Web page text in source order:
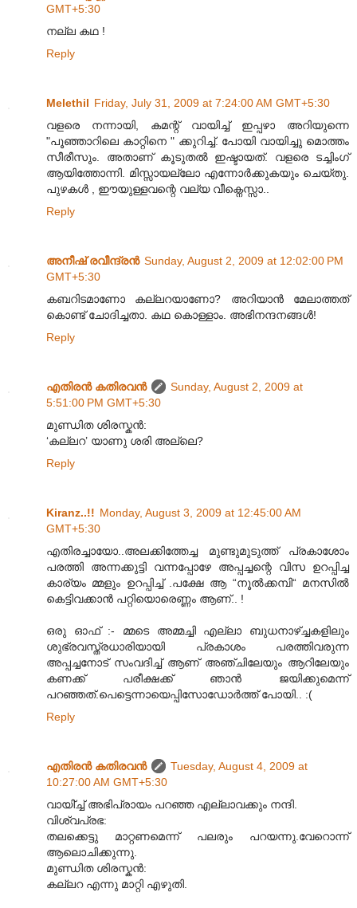
GMT+5:30
നല്ല കഥ !
Reply
Melethil Friday, July 31, 2009 at 7:24:00 AM GMT+5:30
വളരെ നന്നായി, കമന്റ്‌ വായിച്ച് ഇപ്പഴാ അറിയുന്നെ
"പൂഞ്ഞാറിലെ കാറ്റിനെ " ക്കുറിച്ച്. പോയി വായിച്ചു മൊത്തം
സീരീസും. അതാണ്‌ കൂടുതല്‍ ഇഷ്ടായത്. വളരെ ടച്ചിംഗ്
ആയിത്തോന്നി. മിസ്സായല്ലോ എന്നോര്‍ക്കുകയും ചെയ്തു.
പുഴകള്‍ , ഈയുള്ളവന്റെ വല്യ വീക്നെസ്സാ..
Reply
അനീഷ് രവീന്ദ്രൻ Sunday, August 2, 2009 at 12:02:00 PM
GMT+5:30
കബറിടമാണോ കല്ലറയാണോ? അറിയാൻ മേലാത്തത്
കൊണ്ട് ചോദിച്ചതാ‍. കഥ കൊള്ളാം. അഭിനന്ദനങ്ങൾ!
Reply
എതിരന്‍ കതിരവന്‍
Sunday, August 2, 2009 at
5:51:00 PM GMT+5:30
മുണ്ഡിത ശിരസ്കൻ:
‘കല്ലറ’ യാണു ശരി അല്ലെ?
Reply
Kiranz..!! Monday, August 3, 2009 at 12:45:00 AM
GMT+5:30
എതിരച്ചായോ..അലക്കിത്തേച്ച മുണ്ടുമുടുത്ത് പ്രകാശോം
പരത്തി അന്നക്കുട്ടി വന്നപ്പോഴേ അപ്പച്ചന്റെ വിസ ഉറപ്പിച്ച
കാര്യം മ്മളും ഉറപ്പിച്ച് .പക്ഷേ ആ “നൂൽക്കമ്പി“ മനസിൽ
കെട്ടിവക്കാൻ പറ്റിയൊരെണ്ണം ആണ്.. !
ഒരു ഓഫ് :- മ്മടെ അമ്മച്ചി എല്ലാ ബുധനാഴ്ച്ചകളിലും
ശുഭ്രവസ്ത്രധാരിയായി പ്രകാശം പരത്തിവരുന്ന
അപ്പച്ചനോട് സംവദിച്ച് ആണ് അഞ്ചിലേയും ആറിലേയും
കണക്ക് പരീക്ഷക്ക് ഞാൻ ജയിക്കുമെന്ന്
പറഞ്ഞത്.പെട്ടെന്നായെപ്പിസോഡോർത്ത് പോയി.. :(
Reply
എതിരന്‍ കതിരവന്‍
Tuesday, August 4, 2009 at
10:27:00 AM GMT+5:30
വായി്ച്ച് അഭിപ്രായം പറഞ്ഞ എല്ലാവക്കും നന്ദി.
വിശ്വപ്രഭ:
തലക്കെട്ടു മാറ്റണമെന്ന് പലരും പറയന്നു.വേറൊന്ന്
ആലൊചിക്കുന്നു.
മുണ്ഡിത ശിരസ്കൻ:
കല്ലറ എന്നു മാറ്റി എഴുതി.